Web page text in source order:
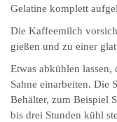
Gelatine komplett
Die Kaffeemilch
gießen und zu einer
Etwas abkühlen
Sahne einarbeiten. Die
Behälter, zum Beispiel
bis drei Stunden kühl